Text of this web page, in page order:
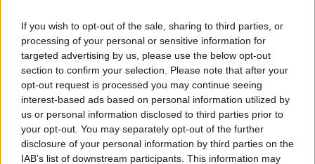
If you wish to opt-out of the sale, sharing to third parties, or
processing of your personal or sensitive information for
targeted advertising by us, please use the below opt-out
section to confirm your selection. Please note that after your
opt-out request is processed you may continue seeing
interest-based ads based on personal information utilized by
us or personal information disclosed to third parties prior to
your opt-out. You may separately opt-out of the further
disclosure of your personal information by third parties on the
IAB’s list of downstream participants. This information may